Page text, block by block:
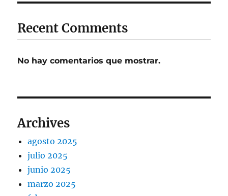
Recent Comments
No hay comentarios que mostrar.
Archives
agosto 2025
julio 2025
junio 2025
marzo 2025